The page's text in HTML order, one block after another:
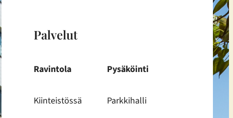
Palvelut
Ravintola
Kiinteistössä
Pysäköinti
Parkkihalli